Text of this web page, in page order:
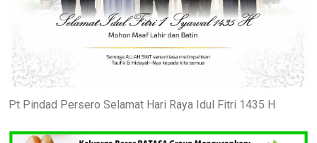
Pt Pindad Persero Selamat Hari Raya Idul Fitri 1435 H